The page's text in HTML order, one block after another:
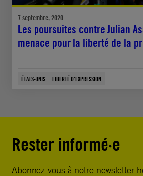
7 septembre, 2020
Les poursuites contre Julian
menace pour la liberté de la
ÉTATS-UNIS LIBERTÉ D'EXPRESSION
Rester informé·e
Abonnez-vous à notre newsletter